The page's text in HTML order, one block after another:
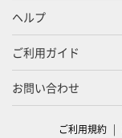
ヘルプ
ご利用ガイド
お問い合わせ
ご利用規約